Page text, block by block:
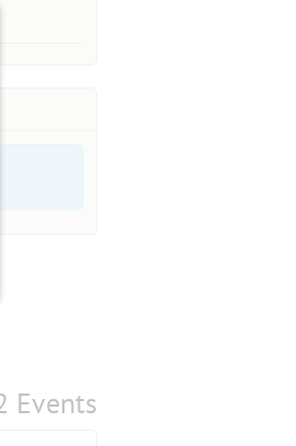
Events